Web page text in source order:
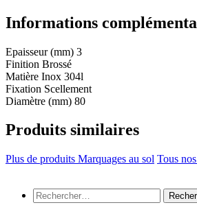
Informations
Epaisseur (mm) 3
Finition Brossé
Matière Inox 304l
Fixation Scellement
Diamètre (mm) 80
Produits similaires
Plus de produits Marquages au sol Tous
Rechercher :